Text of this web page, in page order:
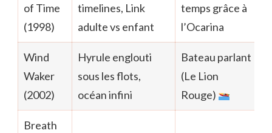
of Time
(1998)
timelines, Link
adulte vs enfant
temps grâce à
l’Ocarina
Wind
Waker
(2002)
Hyrule englouti
sous les flots,
océan infini
Bateau parlant
(Le Lion
Rouge)
Breath